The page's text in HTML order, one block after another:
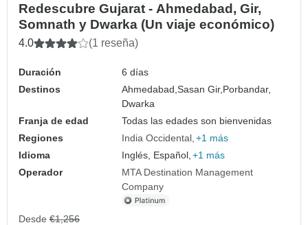
Redescubre Gujarat - Ahmedabad, Gir,
Somnath y Dwarka (Un viaje económico)
4.0 (1 reseña)
Duración
6 días
Destinos
Ahmedabad,Sasan Gir, Porbandar,
Dwarka
Franja de edad
Todas las edades son bienvenidas
Regiones
India Occidental +1 más
Idioma
Inglés, Español, +1 más
Operador
MTA Destination Management
Company
Desde €1,256